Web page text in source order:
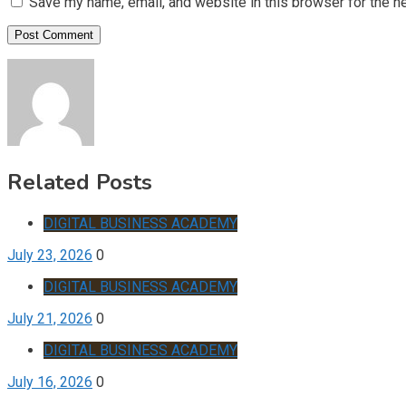
Related Posts
DIGITAL BUSINESS ACADEMY
July 23, 2026 0
DIGITAL BUSINESS ACADEMY
July 21, 2026 0
DIGITAL BUSINESS ACADEMY
July 16, 2026 0